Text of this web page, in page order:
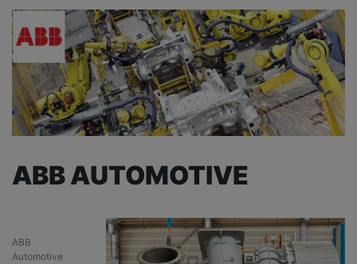
ABB AUTOMOTIVE
ABB
Automotive